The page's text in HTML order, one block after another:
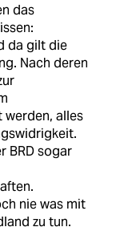
das
da gilt die
Nach deren
werden, alles
BRD sogar
nie was mit
zu tun.